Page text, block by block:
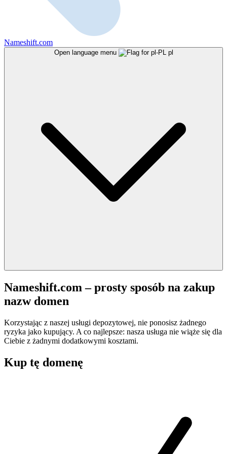
Nameshift.com
Open language menu pl
Nameshift.com – prosty sposób na zakup
nazw domen
Korzystając z naszej usługi depozytowej, nie ponosisz żadnego
ryzyka jako kupujący. A co najlepsze: nasza usługa nie wiąże się dla
Ciebie z żadnymi dodatkowymi kosztami.
Kup tę domenę